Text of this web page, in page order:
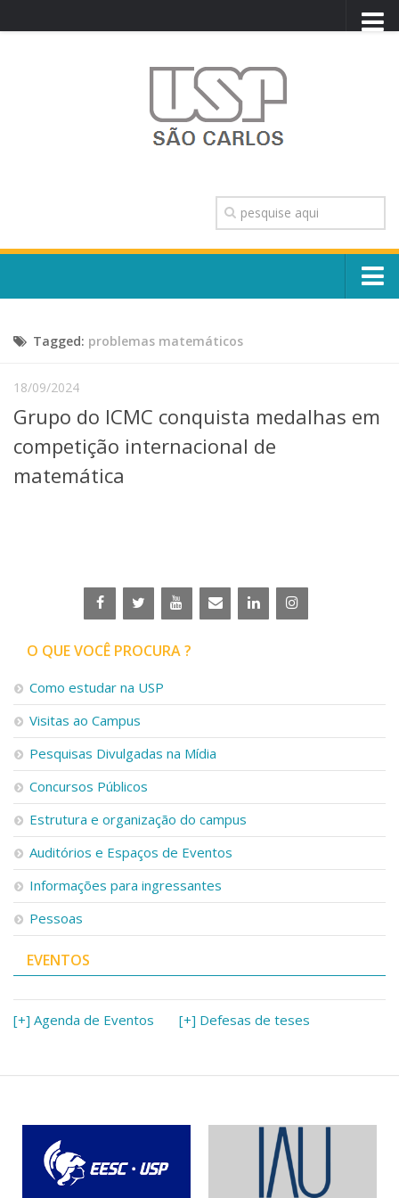
TRANSPARÊNCIA
OUVIDORIA
CONTATO
Escola, Institutos e Órgãos
Núcleos e Comissões
Telefones e Mapas
Pessoas
Ensino
Graduação
Linhas de Pesquisa
Centros, Núcleos e Projetos em Rede
Iniciação Científica
Empresas Juniores
Extensão à Comunidade
Projetos, Programas e Cursos
Artes, Cultura e Esportes
Museus e Espaços Interativos
Serviços
Bibliotecas
Apoio ao Estudante
Segurança, Trânsito e Prevenção
RH, Administrativo e Financeiro
Outros serviços
Comunicação
Assessorias e Mídias
Aplicativos e Sites
Jornal da USP
Agenda de Eventos
Tagged: problemas matemáticos
18/09/2024
Grupo do ICMC conquista medalhas em
competição internacional de
matemática
O QUE VOCÊ PROCURA ?
Como estudar na USP
Visitas ao Campus
Pesquisas Divulgadas na Mídia
Concursos Públicos
Estrutura e organização do campus
Auditórios e Espaços de Eventos
Informações para ingressantes
Pessoas
EVENTOS
[+] Agenda de Eventos [+] Defesas de teses